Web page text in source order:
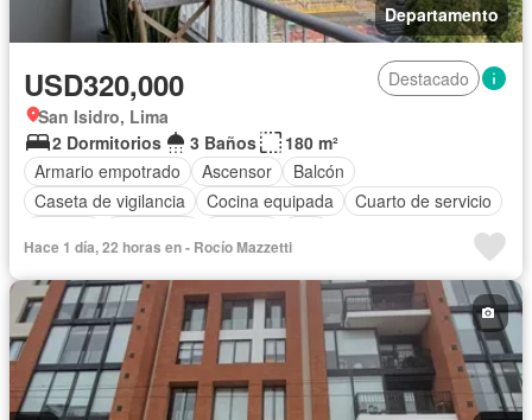
Departamento
USD320,000
Destacado
San Isidro, Lima
2 Dormitorios
3 Baños
180 m²
Armario empotrado
Ascensor
Balcón
Caseta de vigilancia
Cocina equipada
Cuarto de servicio
Hace 1 día, 22 horas en - Rocío Mazzetti